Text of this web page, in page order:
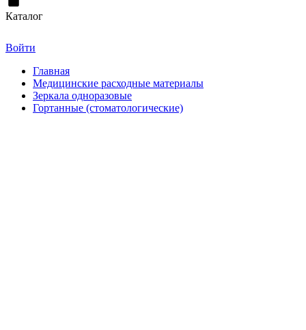
Каталог
Войти
Главная
Медицинские расходные материалы
Зеркала одноразовые
Гортанные (стоматологические)